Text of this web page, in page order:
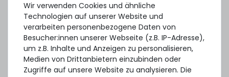
Lenovo ThinkSystem
SR950
Lenovo ThinkSystem
ST550
Wir verwenden Cookies und ähnliche
Technologien auf unserer Website und
verarbeiten personenbezogene Daten von
Besucher:innen unserer Webseite (z.B. IP-Adresse),
um z.B. Inhalte und Anzeigen zu personalisieren,
Medien von Drittanbietern einzubinden oder
Zugriffe auf unsere Website zu analysieren. Die